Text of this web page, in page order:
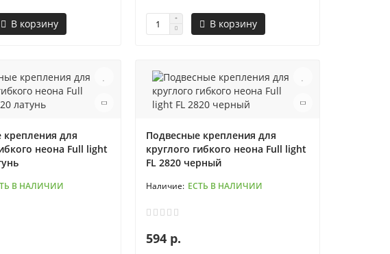
В корзину В корзину
крепления для
неона Full light
В НАЛИЧИИ
Подвесные крепления для
круглого гибкого неона Full light
FL 2820 черный
ЕСТЬ В НАЛИЧИИ
594 р.